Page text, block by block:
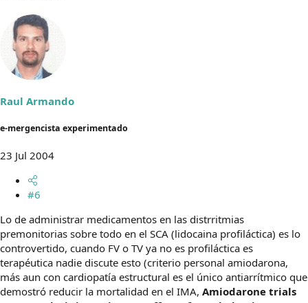
Raul Armando
e-mergencista experimentado
23 Jul 2004
#6
Lo de administrar medicamentos en las distrritmias
premonitorias sobre todo en el SCA (lidocaina profiláctica) es lo
controvertido, cuando FV o TV ya no es profiláctica es
terapéutica nadie discute esto (criterio personal amiodarona,
más aun con cardiopatía estructural es el único antiarrítmico que
demostró reducir la mortalidad en el IMA, Amiodarone trials